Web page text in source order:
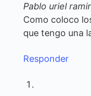
Pablo uriel
Como coloco
que tengo una
Responder